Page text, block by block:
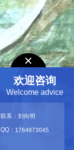
欢迎咨询
Welcome advice
联系：刘向明
QQ： 1764873045